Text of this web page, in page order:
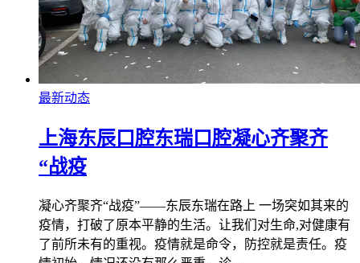
最新动态
上海东辰口腔东瑞口腔凝心齐聚齐
“战疫
凝心齐聚齐“战疫”——东辰东瑞在路上 一场突如其来的
疫情，打破了原本平静的生活。让我们对生命,对健康有
了前所未有的重视。疫情就是命令，防控就是责任。疫